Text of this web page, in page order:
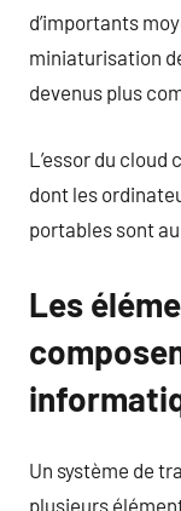
d’importants
miniaturisation
devenus plus
L’essor du
dont les
portables sont
Les
Un système de
plusieurs